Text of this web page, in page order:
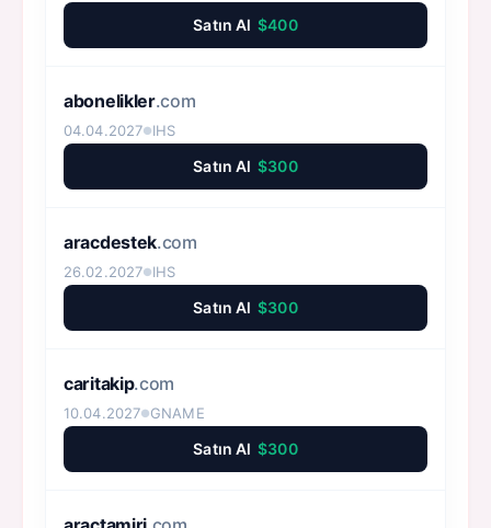
Satın Al $400
abonelikler.com
04.04.2027●IHS
Satın Al $300
aracdestek.com
26.02.2027●IHS
Satın Al $300
caritakip.com
10.04.2027●GNAME
Satın Al $300